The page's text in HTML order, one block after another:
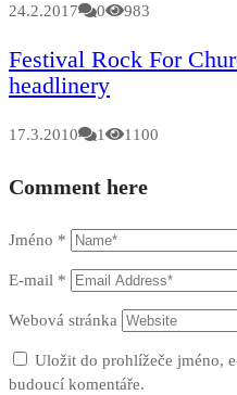
24.2.2017 0 983
Festival Rock For
headlinery
17.3.2010 1 1100
Comment here
Jméno *
E-mail *
Webová stránka
Uložit do prohlížeče jméno,
budoucí komentáře.